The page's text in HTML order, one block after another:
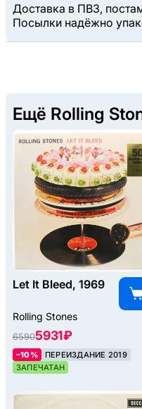
Доставка в ПВЗ,
Посылки надёжно
Ещё Rolling
Let It Bleed, 1969
Rolling Stones
65905931 ₽
–10%
ПЕРЕИЗДАНИЕ 2019
ЗАПЕЧАТАН